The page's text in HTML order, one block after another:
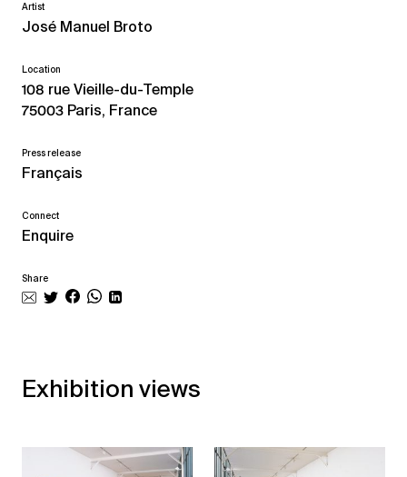
Artist
José Manuel Broto
Location
108 rue Vieille-du-Temple
75003 Paris, France
Press release
Français
Connect
Enquire
Share
Exhibition views